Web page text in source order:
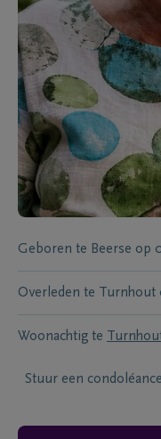
Geboren te Beerse op
Overleden te Turnhout
Woonachtig te
Stuur een